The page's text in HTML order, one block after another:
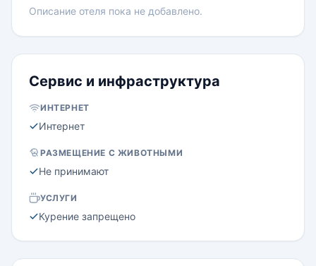
Описание отеля пока не добавлено.
Сервис и инфраструктура
ИНТЕРНЕТ
Интернет
РАЗМЕЩЕНИЕ С ЖИВОТНЫМИ
Не принимают
УСЛУГИ
Курение запрещено